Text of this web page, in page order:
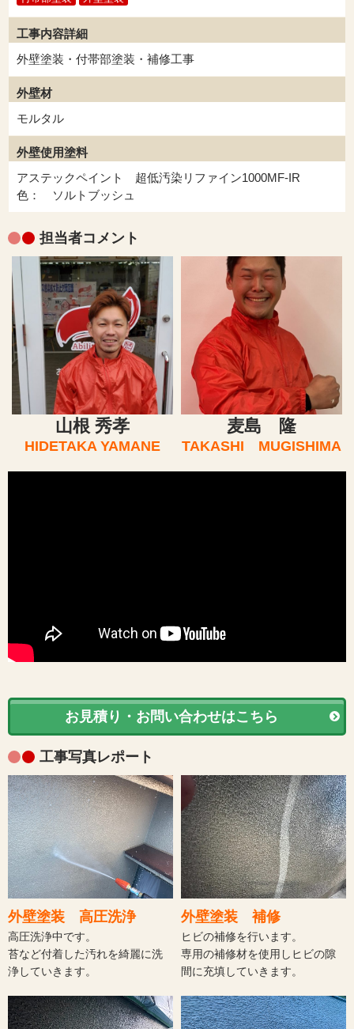
工事内容詳細
外壁塗装・付帯部塗装・補修工事
外壁材
モルタル
外壁使用塗料
アステックペイント 超低汚染リファイン1000MF-IR
色： ソルトブッシュ
担当者コメント
山根 秀孝
HIDETAKA YAMANE
麦島 隆
TAKASHI MUGISHIMA
お見積り・お問い合わせはこちら
工事写真レポート
外壁塗装 高圧洗浄
高圧洗浄中です。
苔など付着した汚れを綺麗に洗
浄していきます。
外壁塗装 補修
ヒビの補修を行います。
専用の補修材を使用しヒビの隙
間に充填していきます。